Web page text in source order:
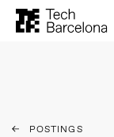
POSTINGS